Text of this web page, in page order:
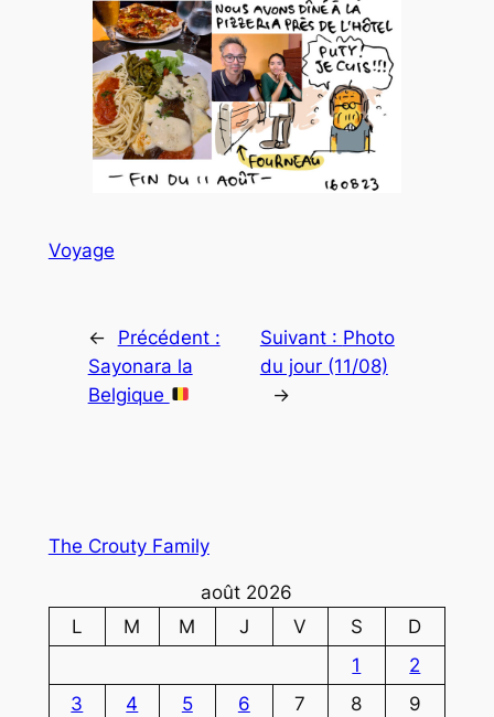
Voyage
←
Précédent :
Sayonara la
Belgique
Suivant : Photo
du jour (11/08)
→
The Crouty Family
août 2026
L
M M J V S
D
1
2
3
4 5 6 7 8
9